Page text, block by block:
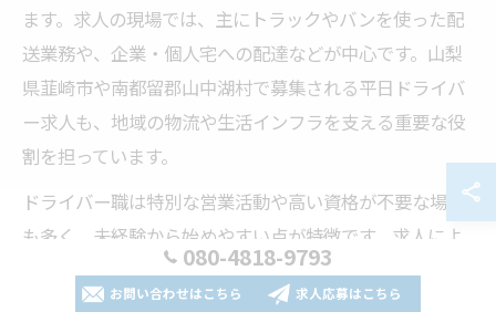
ます。求人の現場では、主にトラックやバンを使った配
送業務や、企業・個人宅への配達などが中心です。山梨
県韮崎市や南都留郡山中湖村で募集される平日ドライバ
ー求人も、地域の物流や生活インフラを支える重要な役
割を担っています。
ドライバー職は特別な営業活動や高い資格が不要な場合
も多く、未経験から始めやすい点が特徴です。求人によ
っては普通自動車免許のみで応募可能なケースもあり、
働きながら業務に必要な知識やスキルを身につけていけ
080-4818-9793
お問い合わせはこちら 求人応募はこちら